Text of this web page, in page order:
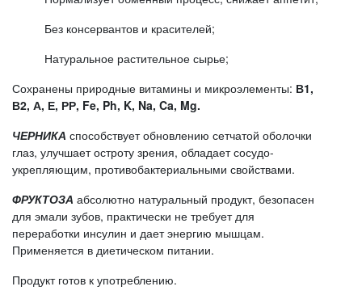
Без консервантов и красителей;
Натуральное растительное сырье;
Сохранены природные витамины и микроэлементы: В1,
В2, А, Е, РР, Fe, Ph, K, Na, Ca, Mg.
ЧЕРНИКА способствует обновлению сетчатой оболочки
глаз, улучшает остроту зрения, обладает сосудо-
укрепляющим, противобактериальными свойствами.
ФРУКТОЗА абсолютно натуральный продукт, безопасен
для эмали зубов, практически не требует для
переработки инсулин и дает энергию мышцам.
Применяется в диетическом питании.
Продукт готов к употреблению.